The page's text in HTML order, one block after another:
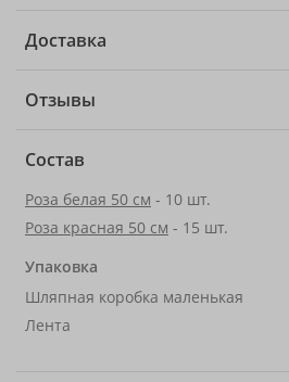
Доставка
Отзывы
Состав
Роза белая 50 см - 10 шт.
Роза красная 50 см - 15 шт.
Упаковка
Шляпная коробка маленькая
Лента